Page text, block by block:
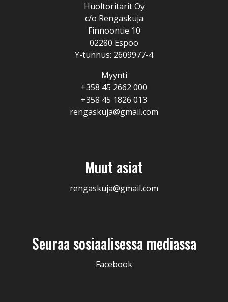
Huoltoritarit Oy
c/o Rengaskuja
Finnoontie 10
02280 Espoo
Y-tunnus: 2609977-4
Myynti
+358 45 2662 000
+358 45 1826 013
rengaskuja@gmail.com
Muut asiat
rengaskuja@gmail.com
Seuraa sosiaalisessa mediassa
Facebook